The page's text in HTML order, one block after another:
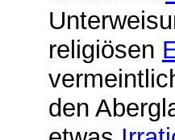
religiösen
den